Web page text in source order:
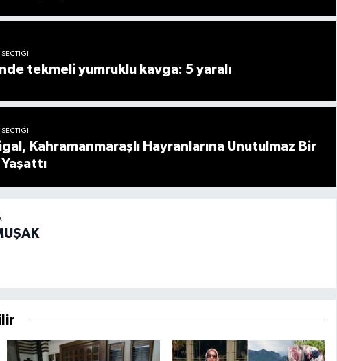
tekmeli yumruklu kavga: 5 yaralı
Kahramanmaraşlı Hayranlarına Unutulmaz Bir